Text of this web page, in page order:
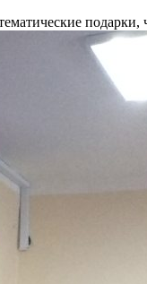
подарки,